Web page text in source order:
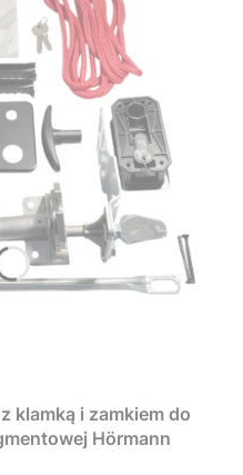
klamką i zamkiem do
Hörmann